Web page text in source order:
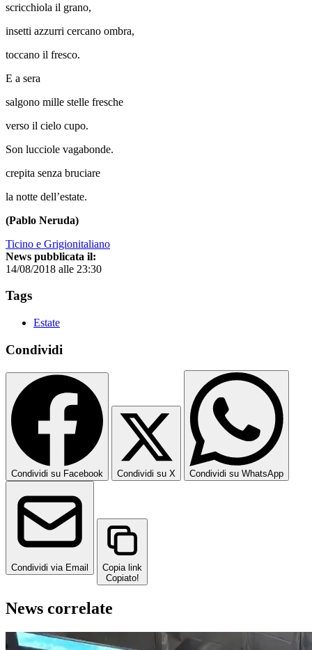
scricchiola il grano,
insetti azzurri cercano ombra,
toccano il fresco.
E a sera
salgono mille stelle fresche
verso il cielo cupo.
Son lucciole vagabonde.
crepita senza bruciare
la notte dell’estate.
(Pablo Neruda)
Ticino e Grigionitaliano
News pubblicata il:
14/08/2018 alle 23:30
Tags
Estate
Condividi
Condividi su Facebook Condividi su X Condividi su WhatsApp
Condividi via Email
Copia link
Copiato!
News correlate